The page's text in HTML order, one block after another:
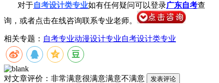
对于自考设计类专业如有任何疑问可以登录广东自考查
询，或者点击在线咨询联系专业老师。
相关专题： 自考专业动漫设计专业自考设计类专业
对文章评价： 非常满意很满意满意不满意